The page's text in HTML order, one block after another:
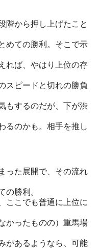
階から押し上げたこと
めての勝利。そこで示
れば、やはり上位の存
スピードと切れの勝負
もするのだが、下が渋
るのかも。相手を推し
った展開で、その流れ
勝利。
ここでも普通に上位に
かったものの）重馬場
があるようなら、可能